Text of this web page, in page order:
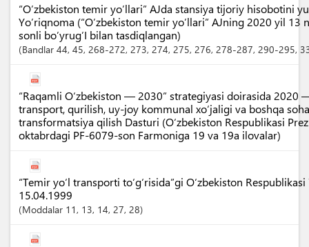
“O’zbekiston temir yo’llari” AJda stansiya tijoriy hisobotini
Yo’riqnoma (“O’zbekiston temir yo’llari” AJning 2020 yil 13
sonli bo’yrug’I bilan tasdiqlangan)
Bandlar 44, 45, 268-272, 273, 274, 275, 276, 278-287, 290-295,
“Raqamli O‘zbekiston — 2030” strategiyasi doirasida 2020
transport, qurilish, uy-joy kommunal xo‘jaligi va boshqa
transformatsiya qilish Dasturi (O‘zbekiston Respublikasi
oktabrdagi PF-6079-son Farmoniga 19 va 19a ilovalar)
“Temir yo‘l transporti to‘g‘risida”gi O‘zbekiston
15.04.1999
Moddalar 11 , 13, 14, 27, 28